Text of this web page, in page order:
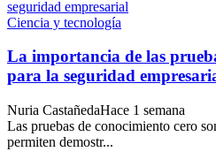
Ciencia y tecnología
La importancia de las
para la seguridad
Nuria CastañedaHace 1 semana
Las pruebas de conocimiento cero
permiten demostr...